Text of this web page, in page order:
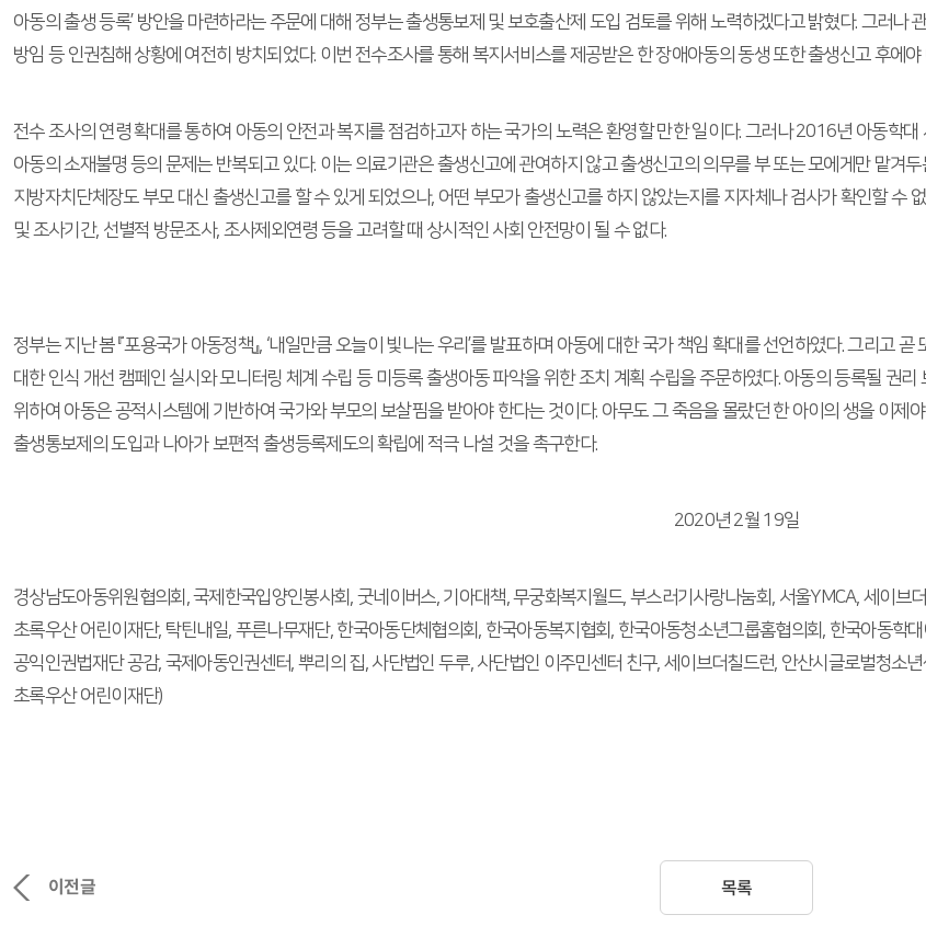
아동의 출생 등록’ 방안을 마련하라는 주문에 대해 정부는 출생통보제 및 보호출산제 도입 검토를 위해 노력하겠다고 밝혔다. 그러
방임 등 인권침해 상황에 여전히 방치되었다. 이번 전수조사를 통해 복지서비스를 제공받은 한 장애아동의 동생 또한 출생신고 후에
전수 조사의 연령 확대를 통하여 아동의 안전과 복지를 점검하고자 하는 국가의 노력은 환영할 만한 일이다. 그러나 2016년 아동학
아동의 소재불명 등의 문제는 반복되고 있다. 이는 의료기관은 출생신고에 관여하지 않고 출생신고의 의무를 부 또는 모에게만 맡겨
지방자치단체장도 부모 대신 출생신고를 할 수 있게 되었으나, 어떤 부모가 출생신고를 하지 않았는지를 지자체나 검사가 확인할 수
및 조사기간, 선별적 방문조사, 조사제외연령 등을 고려할 때 상시적인 사회 안전망이 될 수 없다.
정부는 지난 봄 『포용국가 아동정책』, ‘내일만큼 오늘이 빛나는 우리’를 발표하며 아동에 대한 국가 책임 확대를 선언하였다. 그리고
대한 인식 개선 캠페인 실시와 모니터링 체계 수립 등 미등록 출생아동 파악을 위한 조치 계획 수립을 주문하였다. 아동의 등록될 권
위하여 아동은 공적시스템에 기반하여 국가와 부모의 보살핌을 받아야 한다는 것이다. 아무도 그 죽음을 몰랐던 한 아이의 생을 이제
출생통보제의 도입과 나아가 보편적 출생등록제도의 확립에 적극 나설 것을 촉구한다.
2020년 2월 19일
경상남도아동위원협의회, 국제한국입양인봉사회, 굿네이버스, 기아대책, 무궁화복지월드, 부스러기사랑나눔회, 서울YMCA, 세이
초록우산 어린이재단, 탁틴내일, 푸른나무재단, 한국아동단체협의회, 한국아동복지협회, 한국아동청소년그룹홈협의회, 한국아동학
공익인권법재단 공감, 국제아동인권센터, 뿌리의 집, 사단법인 두루, 사단법인 이주민센터 친구, 세이브더칠드런, 안산시글로벌청소
초록우산 어린이재단)
이전글 목록